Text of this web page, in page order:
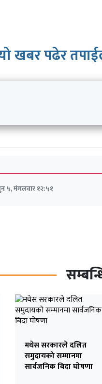
खबर पढेर
५, मंगलवार १२:५१
मधेस सरकारले दलित
समुदायको सम्मानमा
सार्वजनिक बिदा घोषणा